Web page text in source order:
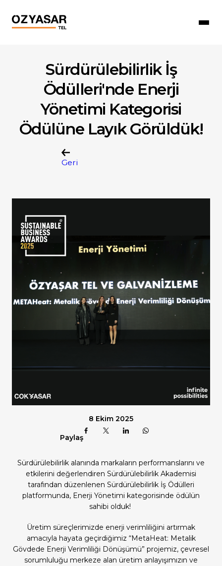
Sürdürülebilirlik İş
Ödülleri'nde Enerji
Yönetimi Kategorisi
Ödülüne Layık Görüldük!
Geri
Sürdürülebilirlik alanında markaların performanslarını ve
etkilerini değerlendiren Sürdürülebilirlik Akademisi
tarafından düzenlenen Sürdürülebilirlik İş Ödülleri
platformunda, Enerji Yönetimi kategorisinde ödülün
sahibi olduk!
Üretim süreçlerimizde enerji verimliliğini artırmak
amacıyla hayata geçirdiğimiz “MetaHeat: Metalik
Gövdede Enerji Verimliliği Dönüşümü” projemiz, çevresel
sorumluluğu merkeze alan üretim anlayışımızın ve
Paylaş
8 Ekim 2025